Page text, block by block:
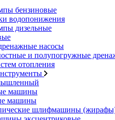
бензиновые
водопонижения
дизельные
насосы
и полупогружные
отопления
машины
машины
шлифмашины